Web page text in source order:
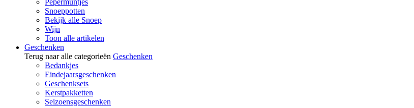
Pepermuntjes
Snoeppotten
Bekijk alle Snoep
Wijn
Toon alle artikelen
Geschenken
Terug naar alle categorieën Geschenken
Bedankjes
Eindejaarsgeschenken
Geschenksets
Kerstpakketten
Seizoensgeschenken